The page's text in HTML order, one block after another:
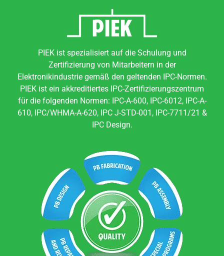
PIEK ist spezialisiert auf die Schulung und
Zertifizierung von Mitarbeitern in der
Elektronikindustrie gemäß den geltenden IPC-Normen.
PIEK ist ein akkreditiertes IPC-Zertifizierungszentrum
für die folgenden Normen: IPC-A-600, IPC-6012, IPC-A-
610, IPC/WHMA-A-620, IPC J-STD-001, IPC-7711/21 &
IPC Design.